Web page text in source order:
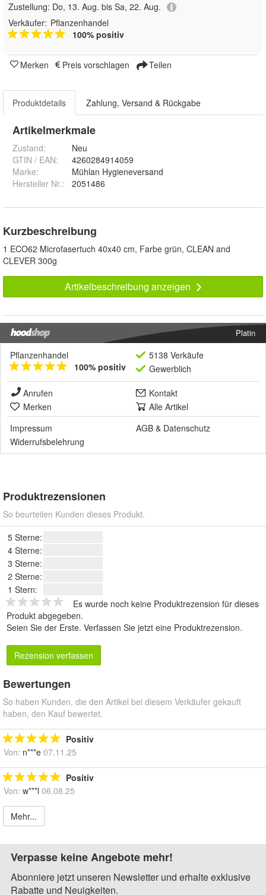
Zustellung: Do, 13. Aug. bis Sa, 22. Aug.
Verkäufer: Pflanzenhandel
100% positiv
Merken Preis vorschlagen Teilen
Produktdetails Zahlung, Versand & Rückgabe
Artikelmerkmale
Zustand:
Neu
GTIN / EAN:
4260284914059
Marke:
Mühlan Hygieneversand
Hersteller Nr.:
2051486
Kurzbeschreibung
1 ECO62 Microfasertuch 40x40 cm, Farbe grün, CLEAN and
CLEVER 300g
Artikelbeschreibung anzeigen
Platin
Pflanzenhandel
100% positiv
5138 Verkäufe
Gewerblich
Anrufen
Kontakt
Merken
Alle Artikel
Impressum
AGB & Datenschutz
Widerrufsbelehrung
Produktrezensionen
So beurteilen Kunden dieses Produkt.
5 Sterne:
4 Sterne:
3 Sterne:
2 Sterne:
1 Stern:
Es wurde noch keine Produktrezension für dieses
Produkt abgegeben.
Seien Sie der Erste. Verfassen Sie jetzt eine Produktrezension.
Rezension verfassen
Bewertungen
So haben Kunden, die den Artikel bei diesem Verkäufer gekauft
haben, den Kauf bewertet.
Positiv
Von: n***e 07.11.25
Positiv
Von: w***l 06.08.25
Mehr...
Verpasse keine Angebote mehr!
Abonniere jetzt unseren Newsletter und erhalte exklusive
Rabatte und Neuigkeiten.